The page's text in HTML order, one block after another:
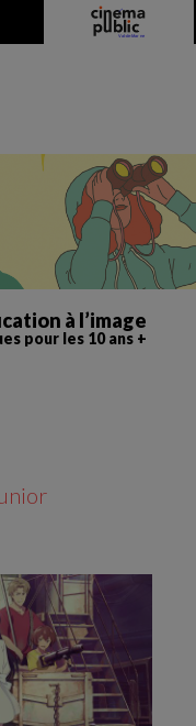
à l’image
pour les 10 ans +